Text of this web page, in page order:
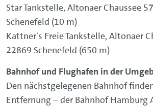
Star Tankstelle, Altonaer Chaussee
Schenefeld (10 m)
Kattner's Freie Tankstelle, Altonaer
22869 Schenefeld (650 m)
Bahnhof und Flughafen in der
Den nächstgelegenen Bahnhof
Entfernung – der Bahnhof Hamburg